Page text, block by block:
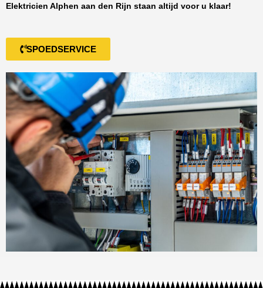
Elektricien Alphen aan den Rijn staan altijd voor u klaar!
SPOEDSERVICE